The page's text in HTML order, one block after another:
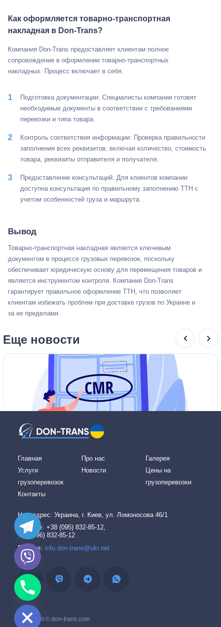
Как оформляется товарно-транспортная
накладная в Don-Trans?
Компания Don-Trans предоставляет клиентам полное
сопровождение в оформлении товарно-транспортных
накладных. Процесс включает в себя:
Подготовка документации: Специалисты компании готовят
необходимые документы в соответствии с требованиями
перевозки и типа товара.
Контроль соответствия информации: Проверка правильности
заполнения всех реквизитов, включая количество, стоимость
товара, реквизиты отправителя и получателя.
Предоставление консультаций: Для клиентов компании
доступна консультация по правильному заполнению ТТН с
учетом особенностей груза и маршрута.
Вывод
Товарно-транспортная накладная является ключевым
документом в процессе грузовых перевозок, поскольку
обеспечивает юридическую основу для перемещения товаров и
является инструментом контроля. Компания Don-Trans
гарантирует правильное оформление ТТН, что позволяет
клиентам избежать проблем при доставке грузов по Украине и
за ее пределами.
Еще новости
Главная Про нас
Галерея
Услуги
грузоперевозок
Новости
Цены на
грузоперевозки
Контакты
Наш адреc: Украина, г. Киев, ул. Ломоносова 46/1
Звоните: +38 (095) 832-85-12,
+38 (096) 832-85-12
Пишите: info.don-trans@ukr.net
Copyright © don-trans.com
Hide
chaty